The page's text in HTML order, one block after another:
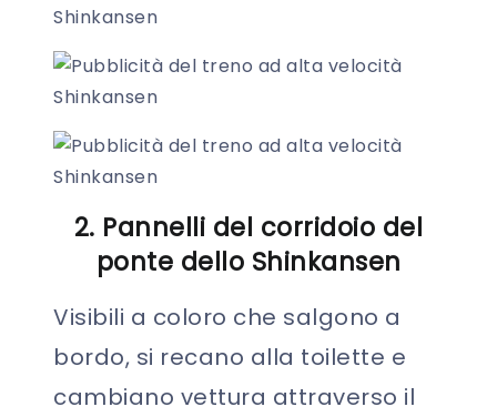
2. Pannelli del corridoio del
ponte dello Shinkansen
Visibili a coloro che salgono a
bordo, si recano alla toilette e
cambiano vettura attraverso il